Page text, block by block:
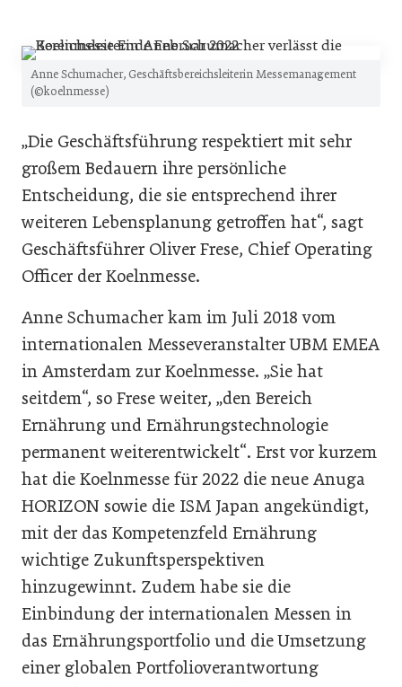
Anne Schumacher, Geschäftsbereichsleiterin Messemanagement
(©koelnmesse)
„Die Geschäftsführung respektiert mit sehr
großem Bedauern ihre persönliche
Entscheidung, die sie entsprechend ihrer
weiteren Lebensplanung getroffen hat“, sagt
Geschäftsführer Oliver Frese, Chief Operating
Officer der Koelnmesse.
Anne Schumacher kam im Juli 2018 vom
internationalen Messeveranstalter UBM EMEA
in Amsterdam zur Koelnmesse. „Sie hat
seitdem“, so Frese weiter, „den Bereich
Ernährung und Ernährungstechnologie
permanent weiterentwickelt“. Erst vor kurzem
hat die Koelnmesse für 2022 die neue Anuga
HORIZON sowie die ISM Japan angekündigt,
mit der das Kompetenzfeld Ernährung
wichtige Zukunftsperspektiven
hinzugewinnt. Zudem habe sie die
Einbindung der internationalen Messen in
das Ernährungsportfolio und die Umsetzung
einer globalen Portfolioverantwortung